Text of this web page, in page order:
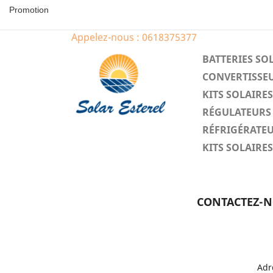
Promotion
Appelez-nous : 0618375377
BATTERIES
KITS
KITS
CONTACTEZ-